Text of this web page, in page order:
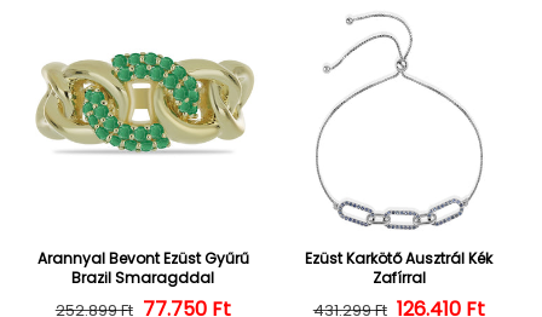
Arannyal Bevont Ezüst Gyűrű
Brazil Smaragddal
Normál ár
252.899 Ft Kedvezményes ár
77.750 Ft
Ezüst Karkötő Ausztrál Kék
Zafírral
Normál ár
431.299 Ft 126.410 Ft